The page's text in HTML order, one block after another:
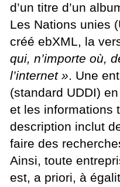
d’un titre d’un
Les Nations unies
créé ebXML, la
qui, n’importe où,
l’internet ». Une
(standard UDDI)
et les informations
description inclut
faire des
Ainsi, toute
est, a priori, à